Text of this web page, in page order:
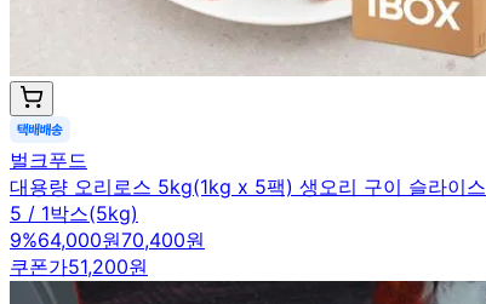
벌크푸드
대용량 오리로스 5kg(1kg x 5팩) 생오리 구이 슬라이스
5 / 1박스(5kg)
9%64,000원70,400원
쿠폰가51,200원